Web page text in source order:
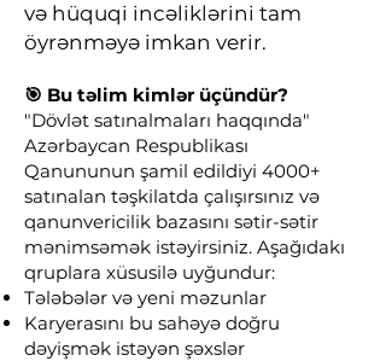
və hüquqi incəliklərini tam
öyrənməyə imkan verir.
🎯 Bu təlim kimlər üçündür?
"Dövlət satınalmaları haqqında"
Azərbaycan Respublikası
Qanununun şamil edildiyi 4000+
satınalan təşkilatda çalışırsınız və
qanunvericilik bazasını sətir-sətir
mənimsəmək istəyirsiniz. Aşağıdakı
qruplara xüsusilə uyğundur:
Tələbələr və yeni məzunlar
Karyerasını bu sahəyə doğru
dəyişmək istəyən şəxslər